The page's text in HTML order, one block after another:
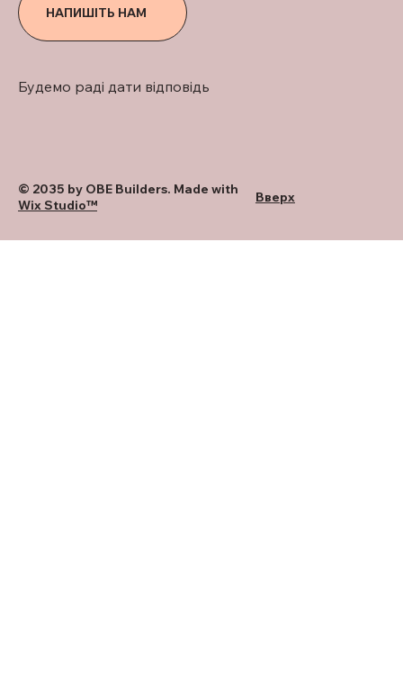
Будемо раді дати відповідь
НАПИШІТЬ НАМ
© 2035 by OBE Builders. Made with
Wix Studio™
Вверх